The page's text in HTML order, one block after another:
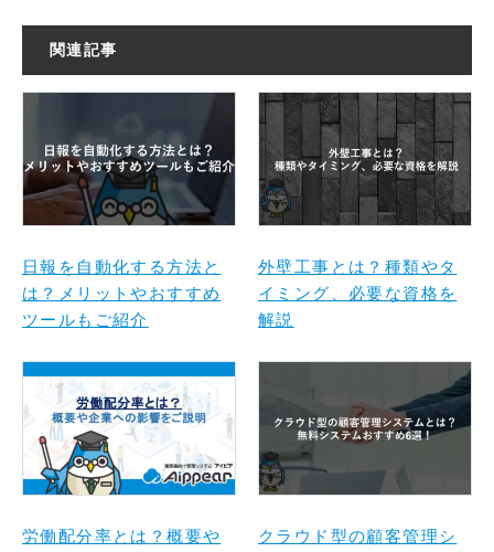
関連記事
日報を自動化する方法と
は？メリットやおすすめ
ツールもご紹介
外壁工事とは？種類やタ
イミング、必要な資格を
解説
労働配分率とは？概要や
クラウド型の顧客管理シ